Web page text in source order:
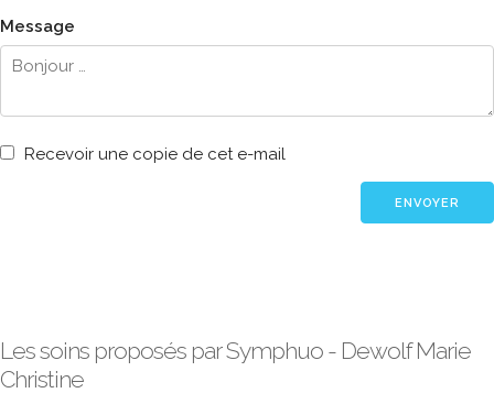
Message
Recevoir une copie de cet e-mail
Les soins proposés par Symphuo - Dewolf Marie
Christine